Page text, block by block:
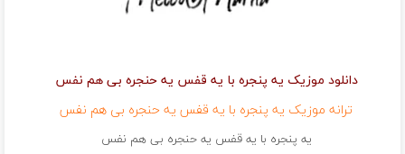
دانلود موزیک یه پنجره با یه قفس یه حنجره بی هم نفس
ترانه موزیک یه پنجره با یه قفس یه حنجره بی هم نفس
یه پنجره با یه قفس یه حنجره بی هم نفس